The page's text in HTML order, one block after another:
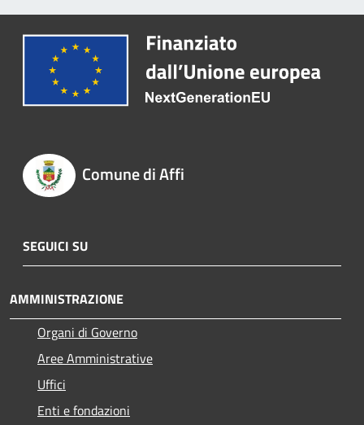
Comune di Affi
SEGUICI SU
AMMINISTRAZIONE
Organi di Governo
Aree Amministrative
Uffici
Enti e fondazioni